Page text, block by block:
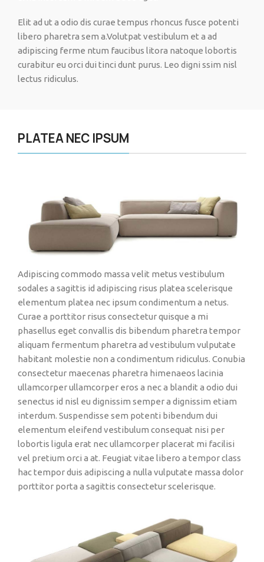
Elit ad ut a odio dis curae tempus rhoncus fusce potenti
libero pharetra sem a.Volutpat vestibulum et a ad
adipiscing ferme ntum faucibus litora natoque lobortis
curabitur eu orci dui tinci dunt purus. Leo digni ssim nisl
lectus ridiculus.
PLATEA NEC IPSUM
Adipiscing commodo massa velit metus vestibulum
sodales a sagittis id adipiscing risus platea scelerisque
elementum platea nec ipsum condimentum a netus.
Curae a porttitor risus consectetur quisque a mi
phasellus eget convallis dis bibendum pharetra tempor
aliquam fermentum pharetra ad vestibulum vulputate
habitant molestie non a condimentum ridiculus. Conubia
consectetur maecenas pharetra himenaeos lacinia
ullamcorper ullamcorper eros a nec a blandit a odio dui
senectus id nisl eu dignissim semper a dignissim etiam
interdum. Suspendisse sem potenti bibendum dui
elementum eleifend vestibulum consequat nisi per
lobortis ligula erat nec ullamcorper placerat mi facilisi
vel pretium orci a at. Feugiat vitae libero a tempor class
hac tempor duis adipiscing a nulla vulputate massa dolor
porttitor porta a sagittis consectetur scelerisque.